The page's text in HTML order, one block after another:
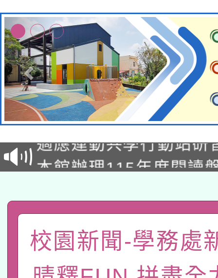
本校115學年度第2次
招甄選結果公告(無人
招)
本館辦理115年度閱讀
礎課程
A3數位素養講師名單
「數位內容與教學軟體
pilot」
校園新聞-學務處